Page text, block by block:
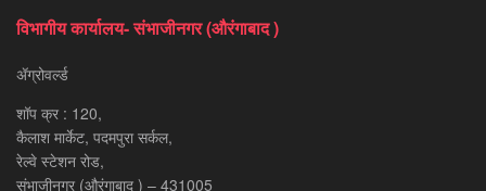
विभागीय कार्यालय- संभाजीनगर (औरंगाबाद )
ॲग्रोवर्ल्ड
शॉप क्र : 120,
कैलाश मार्केट, पदमपुरा सर्कल,
रेल्वे स्टेशन रोड,
संभाजीनगर (औरंगाबाद ) – 431005